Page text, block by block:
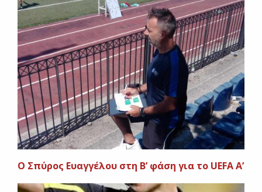
O Σπύρος Ευαγγέλου στη Β’ φάση για το UEFA Α’